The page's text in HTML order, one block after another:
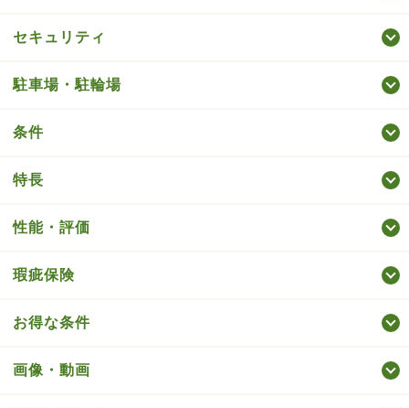
セキュリティ
駐車場・駐輪場
条件
特長
性能・評価
瑕疵保険
お得な条件
画像・動画